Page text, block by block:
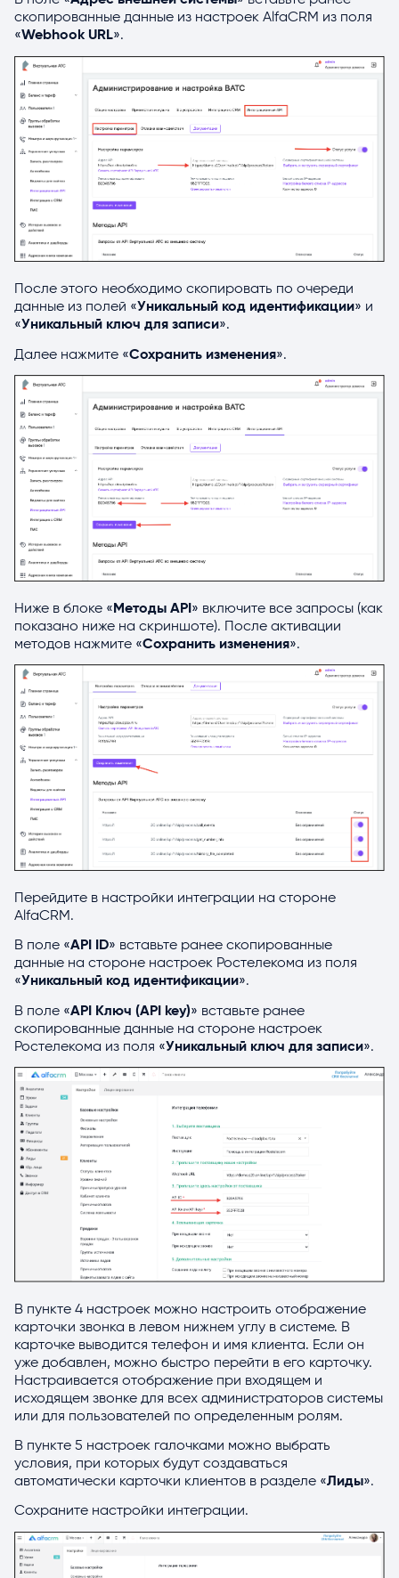
скопированные данные из настроек AlfaCRM из поля
«Webhook URL».
После этого необходимо скопировать по очереди
данные из полей «Уникальный код идентификации» и
«Уникальный ключ для записи».
Далее нажмите «Сохранить изменения».
Ниже в блоке « Методы API » включите все запросы (как
показано ниже на скриншоте). После активации
методов нажмите «Сохранить изменения».
Перейдите в настройки интеграции на стороне
AlfaCRM.
В поле «API ID» вставьте ранее скопированные
данные на стороне настроек Ростелекома из поля
«Уникальный код идентификации».
В поле «API Ключ (API key)» вставьте ранее
скопированные данные на стороне настроек
Ростелекома из поля «Уникальный ключ для записи».
В пункте 4 настроек можно настроить отображение
карточки звонка в левом нижнем углу в системе. В
карточке выводится телефон и имя клиента. Если он
уже добавлен, можно быстро перейти в его карточку.
Настраивается отображение при входящем и
исходящем звонке для всех администраторов системы
или для пользователей по определенным ролям.
В пункте 5 настроек галочками можно выбрать
условия, при которых будут создаваться
автоматически карточки клиентов в разделе «Лиды».
Сохраните настройки интеграции.